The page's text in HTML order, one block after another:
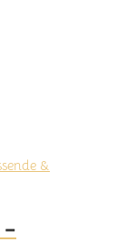
–